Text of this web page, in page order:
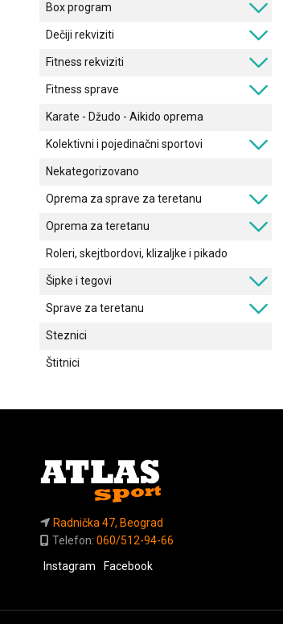
Box program
Dečiji rekviziti
Fitness rekviziti
Fitness sprave
Karate - Džudo - Aikido oprema
Kolektivni i pojedinačni sportovi
Nekategorizovano
Oprema za sprave za teretanu
Oprema za teretanu
Roleri, skejtbordovi, klizaljke i pikado
Šipke i tegovi
Sprave za teretanu
Steznici
Štitnici
Radnička 47, Beograd
Telefon: 060/512-94-66
Instagram
Facebook